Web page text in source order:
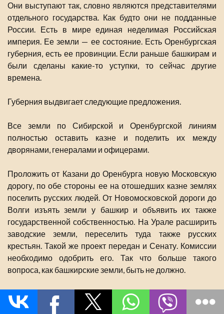
Они выступают так, словно являются представителями
отдельного государства. Как будто они не подданные
России. Есть в мире единая неделимая Российская
империя. Ее земли — ее состояние. Есть Оренбургская
губерния, есть ее провинции. Если раньше башкирам и
были сделаны какие-то уступки, то сейчас другие
времена.
Губерния выдвигает следующие предложения.
Все земли по Сибирской и Оренбургской линиям
полностью оставить казне и поделить их между
дворянами, генералами и офицерами.
Проложить от Казани до Оренбурга новую Московскую
дорогу, по обе стороны ее на отошедших казне землях
поселить русских людей. От Новомосковской дороги до
Волги изъять земли у башкир и объявить их также
государственной собственностью. На Урале расширить
заводские земли, переселить туда также русских
крестьян. Такой же проект передан и Сенату. Комиссии
необходимо одобрить его. Так что больше такого
вопроса, как башкирские земли, быть не должно.
Эти, не умещавшиеся в голове, предложения
губернатора, прозвучавшие как приказ, глубоко